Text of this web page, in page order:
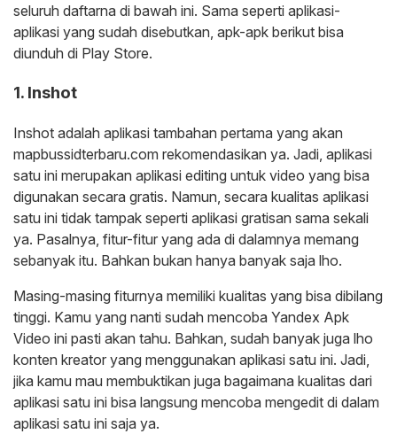
seluruh daftarna di bawah ini. Sama seperti aplikasi-
aplikasi yang sudah disebutkan, apk-apk berikut bisa
diunduh di Play Store.
1. Inshot
Inshot adalah aplikasi tambahan pertama yang akan
mapbussidterbaru.com rekomendasikan ya. Jadi, aplikasi
satu ini merupakan aplikasi editing untuk video yang bisa
digunakan secara gratis. Namun, secara kualitas aplikasi
satu ini tidak tampak seperti aplikasi gratisan sama sekali
ya. Pasalnya, fitur-fitur yang ada di dalamnya memang
sebanyak itu. Bahkan bukan hanya banyak saja lho.
Masing-masing fiturnya memiliki kualitas yang bisa dibilang
tinggi. Kamu yang nanti sudah mencoba Yandex Apk
Video ini pasti akan tahu. Bahkan, sudah banyak juga lho
konten kreator yang menggunakan aplikasi satu ini. Jadi,
jika kamu mau membuktikan juga bagaimana kualitas dari
aplikasi satu ini bisa langsung mencoba mengedit di dalam
aplikasi satu ini saja ya.